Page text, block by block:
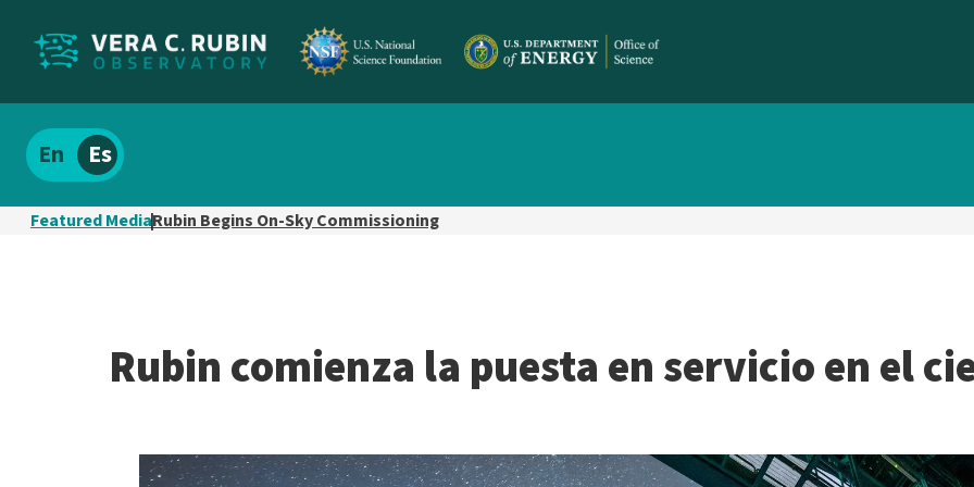
Localizar
el
contenido
Español
Featured MediaRubin Begins On-Sky Commissioning
Rubin comienza la puesta en servicio en el